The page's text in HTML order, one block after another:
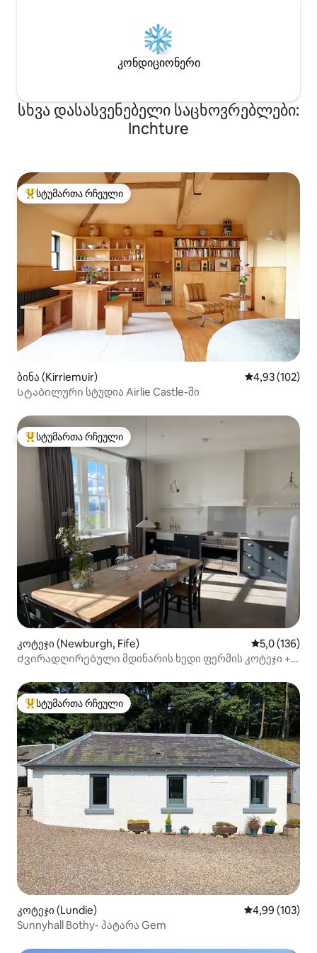
კონდიციონერი
სხვა დასასვენებელი საცხოვრებლები:
Inchture
სტუმართა რჩეული მოწინავე ვარიანტი
სტუმართა რჩეული
ბინა (Kirriemuir) საშუალო
4,93 (102)
Სტაბილური სტუდია Airlie Castle-ში
სტუმართა რჩეული მოწინავე ვარიანტი
სტუმართა რჩეული
კოტეჯი (Newburgh, Fife) საშუალო
5,0 (136)
Ძვირადღირებული მდინარის ხედი ფერმის კოტეჯი +
სტუმართა რჩეული მოწინავე ვარიანტი
სტუმართა რჩეული
კოტეჯი (Lundie) საშუალო
4,99 (103)
Sunnyhall Bothy- პატარა Gem